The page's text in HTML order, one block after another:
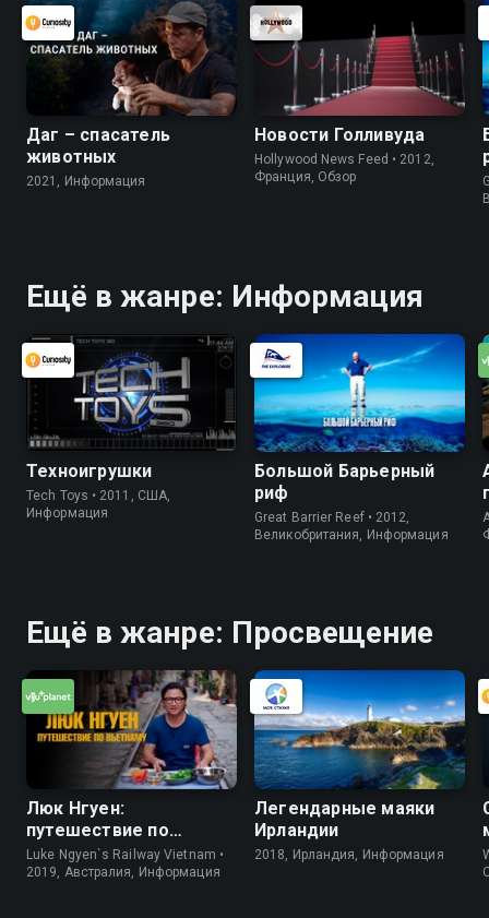
Даг – спасатель
животных
2021, Информация
Новости Голливуда
Hollywood News Feed • 2012,
Франция, Обзор
Ещё в жанре: Информация
Техноигрушки
Tech Toys • 2011, США,
Информация
Большой Барьерный
риф
Great Barrier Reef • 2012,
Великобритания, Информация
Ещё в жанре: Просвещение
Люк Нгуен:
путешествие по
Вьетнаму
Luke Ngyen`s Railway Vietnam •
2019, Австралия, Информация
Легендарные маяки
Ирландии
2018, Ирландия, Информация